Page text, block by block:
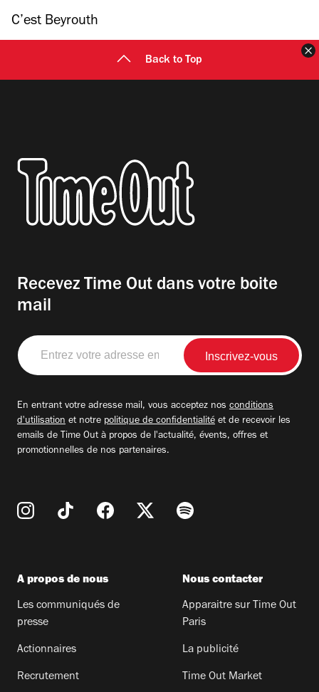
l'espace naturiste du bois de Vincennes !
C’est Beyrouth
Back to Top
Recevez Time Out dans votre boite
mail
Entrez
votre
adresse
En entrant votre adresse mail, vous acceptez nos conditions
d'utilisation et notre politique de confidentialité et de recevoir les
emails de Time Out à propos de l'actualité, évents, offres et
promotionnelles de nos partenaires.
A propos de nous
Les communiqués de
presse
Actionnaires
Recrutement
Nous contacter
Apparaitre sur Time Out
Paris
La publicité
Time Out Market